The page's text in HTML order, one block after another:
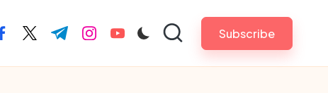
twitter.com
t.me instagram.com
youtube.com Subscribe